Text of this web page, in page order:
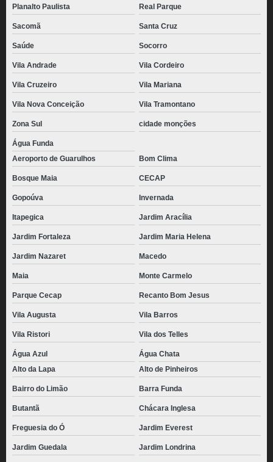
Planalto Paulista Real Parque
Sacomã Santa Cruz
Saúde Socorro
Vila Andrade Vila Cordeiro
Vila Cruzeiro Vila Mariana
Vila Nova Conceição Vila Tramontano
Zona Sul cidade monções
Água Funda
Aeroporto de Guarulhos
Bom Clima
Bosque Maia CECAP
Gopoúva Invernada
Itapegica Jardim Aracília
Jardim Fortaleza Jardim Maria Helena
Jardim Nazaret Macedo
Maia Monte Carmelo
Parque Cecap Recanto Bom Jesus
Vila Augusta Vila Barros
Vila Ristori Vila dos Telles
Água Azul
Água Chata
Alto da Lapa
Alto de Pinheiros
Bairro do Limão Barra Funda
Butantã Chácara Inglesa
Freguesia do Ó Jardim Everest
Jardim Guedala Jardim Londrina